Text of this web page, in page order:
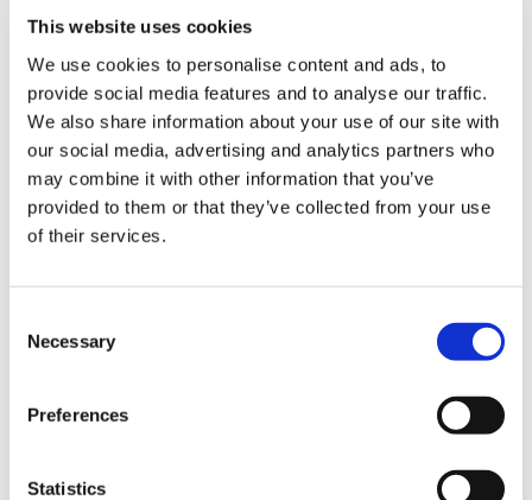
This website uses cookies
We use cookies to personalise content and ads, to
provide social media features and to analyse our traffic.
We also share information about your use of our site with
our social media, advertising and analytics partners who
may combine it with other information that you’ve
provided to them or that they’ve collected from your use
of their services.
Necessary
Preferences
Statistics
「赤福善哉」是一款溫暖的甜點，作為限量版當季菜單，自十月
起推出。善哉選用大顆大納言赤豆，經過精心慢火慢煮，去除雜
質，煉出豆子原有的口感和風味。內含兩塊現點現烤的香濃大米
年糕，讓您盡享新鮮出爐帶來的濃鬱香氣和口感。
■另有紀念品……「 鬆阪木棉 托福犬」玩偶